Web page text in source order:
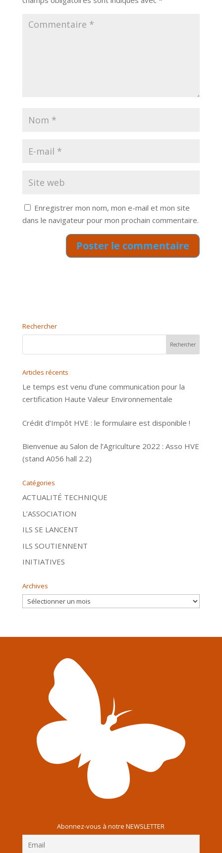
Enregistrer mon nom, mon e-mail et mon site
dans le navigateur pour mon prochain commentaire.
Rechercher
Articles récents
Le temps est venu d’une communication pour la
certification Haute Valeur Environnementale
Crédit d’Impôt HVE : le formulaire est disponible !
Bienvenue au Salon de l’Agriculture 2022 : Asso HVE
(stand A056 hall 2.2)
Catégories
ACTUALITÉ TECHNIQUE
L’ASSOCIATION
ILS SE LANCENT
ILS SOUTIENNENT
INITIATIVES
Archives
Archives
Abonnez-vous à notre NEWSLETTER